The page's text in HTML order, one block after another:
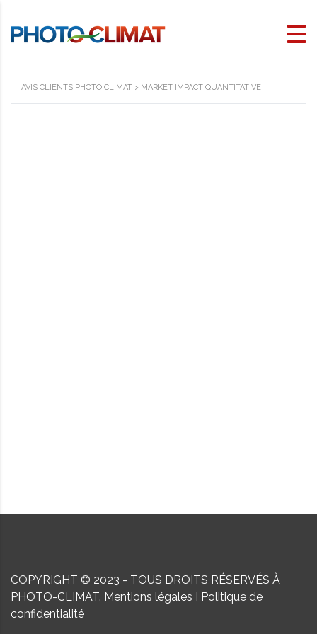
AVIS CLIENTS PHOTO CLIMAT > MARKET IMPACT QUANTITATIVE
COPYRIGHT © 2023 - TOUS DROITS RÉSERVÉS À
PHOTO-CLIMAT. Mentions légales I Politique de
confidentialité